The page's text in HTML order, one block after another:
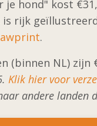
je hond" kost
rijk
.
(binnen NL) zijn
Klik hier voor
andere landen